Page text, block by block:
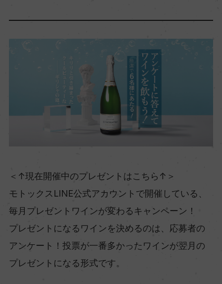
＜↑現在開催中のプレゼントはこちら↑＞
モトックスLINE公式アカウントで開催している、
毎月プレゼントワインが変わるキャンペーン！
プレゼントになるワインを決めるのは、応募者の
アンケート！投票が一番多かったワインが翌月の
プレゼントになる形式です。